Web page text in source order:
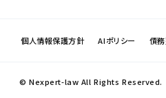
個人情報保護方針 AIポリシー 債
© Nexpert-law All Rights Reserved.